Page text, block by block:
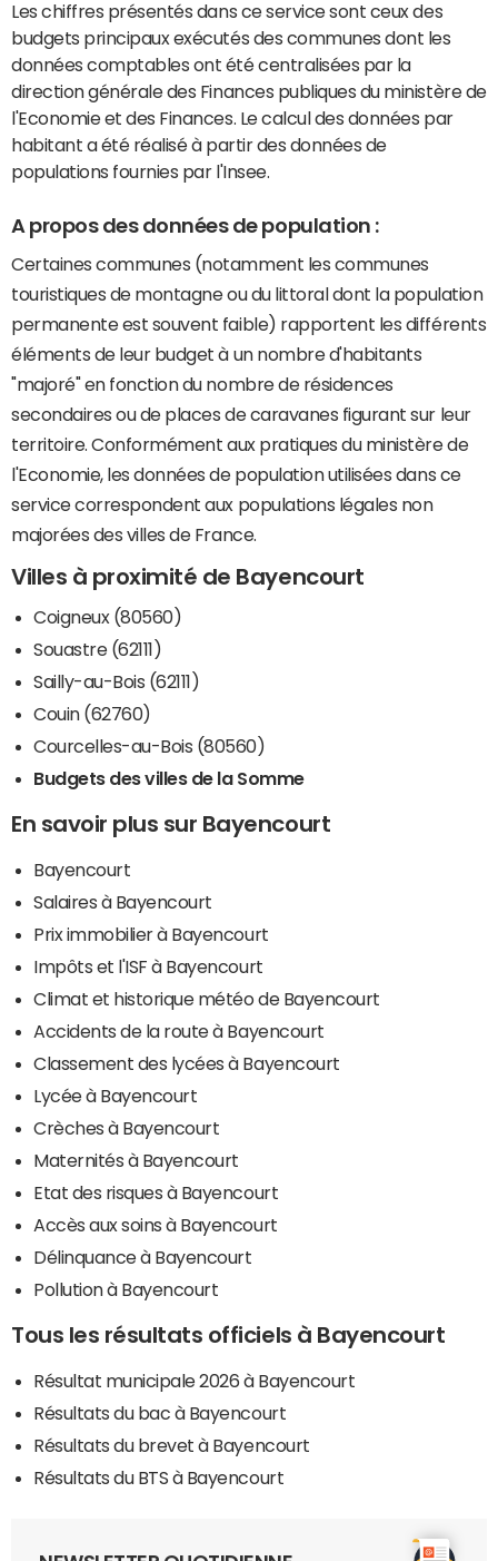
Les chiffres présentés dans ce service sont ceux des
budgets principaux exécutés des communes dont les
données comptables ont été centralisées par la
direction générale des Finances publiques du ministère de
l'Economie et des Finances. Le calcul des données par
habitant a été réalisé à partir des données de
populations fournies par l'Insee.
A propos des données de population :
Certaines communes (notamment les communes
touristiques de montagne ou du littoral dont la population
permanente est souvent faible) rapportent les différents
éléments de leur budget à un nombre d'habitants
"majoré" en fonction du nombre de résidences
secondaires ou de places de caravanes figurant sur leur
territoire. Conformément aux pratiques du ministère de
l'Economie, les données de population utilisées dans ce
service correspondent aux populations légales non
majorées des villes de France.
Villes à proximité de Bayencourt
Coigneux (80560)
Souastre (62111)
Sailly-au-Bois (62111)
Couin (62760)
Courcelles-au-Bois (80560)
Budgets des villes de la Somme
En savoir plus sur Bayencourt
Bayencourt
Salaires à Bayencourt
Prix immobilier à Bayencourt
Impôts et l'ISF à Bayencourt
Climat et historique météo de Bayencourt
Accidents de la route à Bayencourt
Classement des lycées à Bayencourt
Lycée à Bayencourt
Crèches à Bayencourt
Maternités à Bayencourt
Etat des risques à Bayencourt
Accès aux soins à Bayencourt
Délinquance à Bayencourt
Pollution à Bayencourt
Tous les résultats officiels à Bayencourt
Résultat municipale 2026 à Bayencourt
Résultats du bac à Bayencourt
Résultats du brevet à Bayencourt
Résultats du BTS à Bayencourt